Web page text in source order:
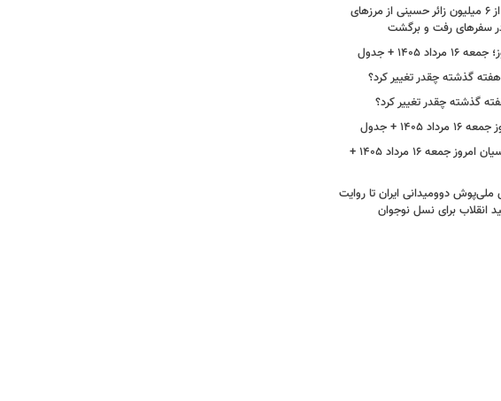
ثبت تردد بیش از ۶ میلیون زائر حسینی از مرزهای
سفرهای رفت و برگشت
۱۴۰۵ + جدول
گذشته چقدر تغییر کرد؟
گذشته چقدر تغییر کرد؟
۱۴۰۵ + جدول
قیمت سکه پارسیان امروز جمعه ۱۶ مرداد ۱۴۰۵ +
ملی‌پوش دوومیدانی ایران تا روایت
انقلاب برای نسل نوجوان